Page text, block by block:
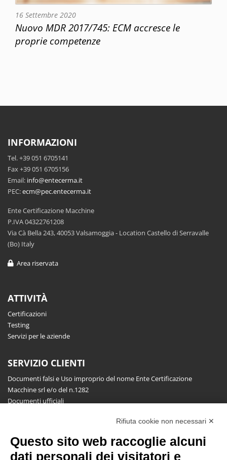
16 Settembre 2020
Nuovo MDR 2017/745: ECM accresce le
proprie competenze
INFORMAZIONI
Tel. +39 051 6705141
Fax +39 051 6705156
Email: info@entecerma.it
PEC:ecm@pec.entecerma.it
Ente Certificazione Macchine
P.IVA 04322761208
Via Cà Bella 243, 40053 Valsamoggia - Location Castello di Serravalle
(Bo) Italy
Area riservata
ATTIVITÀ
Certificazioni
Testing
Servizi per le aziende
SERVIZIO CLIENTI
Documenti falsi e Uso improprio del nome Ente Certificazione
Macchine srl e/o del n.1282
Documenti ufficiali
NEWSLETTER
Rifiuta cookie non necessari ✕
Questo sito web raccoglie alcuni
dati personali dei visitatori e